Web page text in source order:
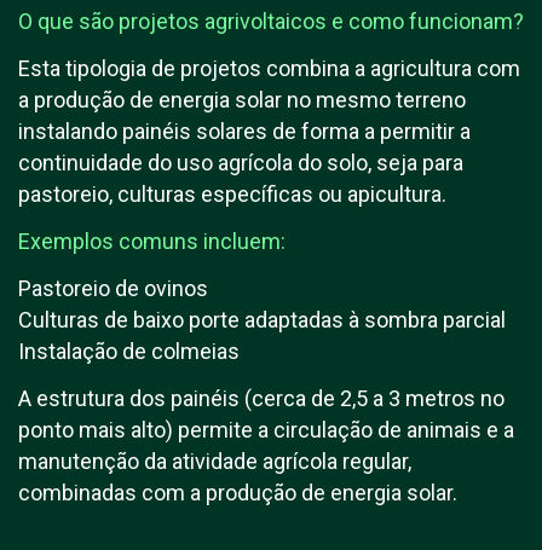
O que são projetos agrivoltaicos e como funcionam?
Esta tipologia de projetos combina a agricultura com
a produção de energia solar no mesmo terreno
instalando painéis solares de forma a permitir a
continuidade do uso agrícola do solo, seja para
pastoreio, culturas específicas ou apicultura.
Exemplos comuns incluem:
Pastoreio de ovinos
Culturas de baixo porte adaptadas à sombra parcial
Instalação de colmeias
A estrutura dos painéis (cerca de 2,5 a 3 metros no
ponto mais alto) permite a circulação de animais e a
manutenção da atividade agrícola regular,
combinadas com a produção de energia solar.